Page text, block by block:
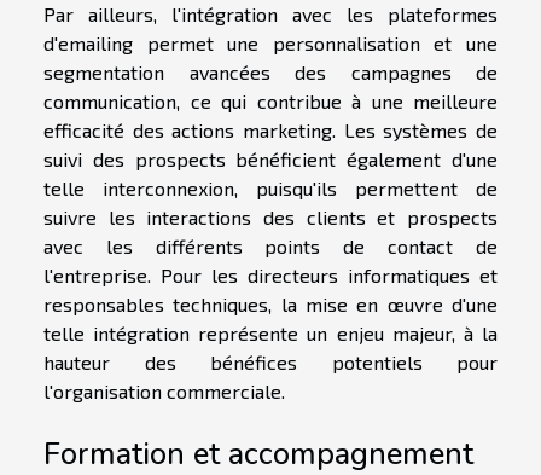
Par ailleurs, l'intégration avec les plateformes
d'emailing permet une personnalisation et une
segmentation avancées des campagnes de
communication, ce qui contribue à une meilleure
efficacité des actions marketing. Les systèmes de
suivi des prospects bénéficient également d'une
telle interconnexion, puisqu'ils permettent de
suivre les interactions des clients et prospects
avec les différents points de contact de
l'entreprise. Pour les directeurs informatiques et
responsables techniques, la mise en œuvre d'une
telle intégration représente un enjeu majeur, à la
hauteur des bénéfices potentiels pour
l'organisation commerciale.
Formation et accompagnement